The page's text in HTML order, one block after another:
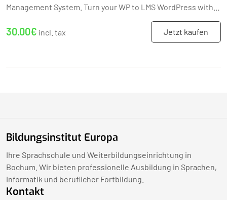
Management System. Turn your WP to LMS WordPress with
30.00€ incl. tax Jetzt kaufen
Bildungsinstitut Europa
Ihre Sprachschule und Weiterbildungseinrichtung in
Bochum. Wir bieten professionelle Ausbildung in Sprachen,
Informatik und beruflicher Fortbildung.
Kontakt